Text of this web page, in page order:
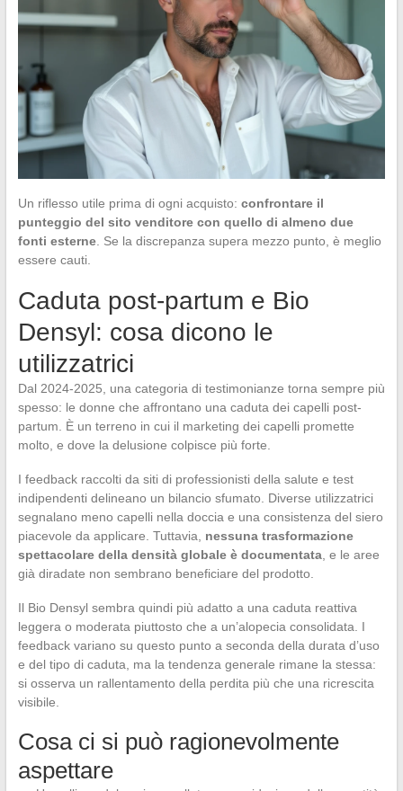
Un riflesso utile prima di ogni acquisto: confrontare il
punteggio del sito venditore con quello di almeno due
fonti esterne. Se la discrepanza supera mezzo punto, è meglio
essere cauti.
Caduta post-partum e Bio
Densyl: cosa dicono le
utilizzatrici
Dal 2024-2025, una categoria di testimonianze torna sempre più
spesso: le donne che affrontano una caduta dei capelli post-
partum. È un terreno in cui il marketing dei capelli promette
molto, e dove la delusione colpisce più forte.
I feedback raccolti da siti di professionisti della salute e test
indipendenti delineano un bilancio sfumato. Diverse utilizzatrici
segnalano meno capelli nella doccia e una consistenza del siero
piacevole da applicare. Tuttavia, nessuna trasformazione
spettacolare della densità globale è documentata, e le aree
già diradate non sembrano beneficiare del prodotto.
Il Bio Densyl sembra quindi più adatto a una caduta reattiva
leggera o moderata piuttosto che a un’alopecia consolidata. I
feedback variano su questo punto a seconda della durata d’uso
e del tipo di caduta, ma la tendenza generale rimane la stessa:
si osserva un rallentamento della perdita più che una ricrescita
visibile.
Cosa ci si può ragionevolmente
aspettare